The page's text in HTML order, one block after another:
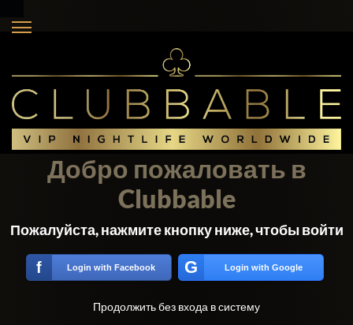
Добро пожаловать в
Clubbable
Пожалуйста, нажмите кнопку ниже, чтобы войти
f Login with Facebook G Login with Google
Продолжить без входа в систему